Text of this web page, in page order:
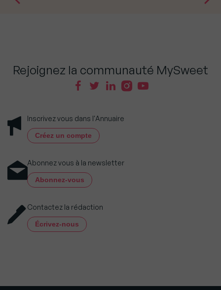
Rejoignez la communauté MySweet
Inscrivez vous dans l'Annuaire
Créez un compte
Abonnez vous à la newsletter
Abonnez-vous
Contactez la rédaction
Écrivez-nous